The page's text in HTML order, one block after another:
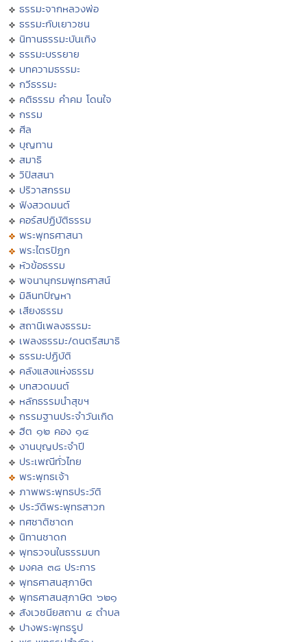
ธรรมะจากหลวงพ่อ
ธรรมะกับเยาวชน
นิทานธรรมะบันเทิง
ธรรมะบรรยาย
บทความธรรมะ
กวีธรรมะ
คติธรรม คำคม โดนใจ
กรรม
ศีล
บุญทาน
สมาธิ
วิปัสสนา
ปริวาสกรรม
ฟังสวดมนต์
คอร์สปฏิบัติธรรม
พระพุทธศาสนา
พระไตรปิฏก
หัวข้อธรรม
พจนานุกรมพุทธศาสน์
มิลินทปัญหา
เสียงธรรม
สถานีเพลงธรรมะ
เพลงธรรมะ/ดนตรีสมาธิ
ธรรมะปฏิบัติ
คลังแสงแห่งธรรม
บทสวดมนต์
หลักธรรมนำสุขฯ
กรรมฐานประจำวันเกิด
ฮีต ๑๒ คอง ๑๔
งานบุญประจำปี
ประเพณีทั่วไทย
พระพุทธเจ้า
ภาพพระพุทธประวัติ
ประวัติพระพุทธสาวก
ทศชาติชาดก
นิทานชาดก
พุทธวจนในธรรมบท
มงคล ๓๘ ประการ
พุทธศาสนสุภาษิต
พุทธศาสนสุภาษิต ๖๒๑
สังเวชนียสถาน ๔ ตำบล
ปางพระพุทธรูป